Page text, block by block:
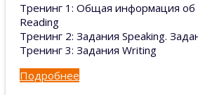
Тренинг 1: Общая информация об
Reading
Тренинг 2: Задания Speaking.
Тренинг 3: Задания Writing
Подробнее